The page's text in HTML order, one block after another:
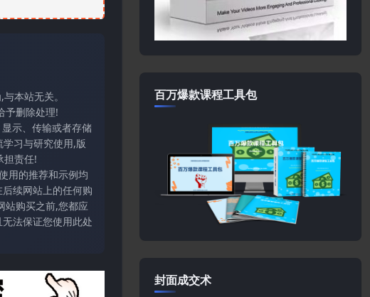
本站无关。
予删除处理!
示、传输或者存储
习与研究使用,版
担责任!
用的推荐和示例均
续网站上的任何购
站购买之前,您都应
法保证您使用此处
百万爆款课程工具包
封面成交术